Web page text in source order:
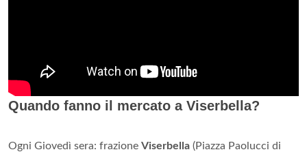
Quando fanno il mercato a Viserbella?
Ogni Giovedì sera: frazione Viserbella (Piazza Paolucci di